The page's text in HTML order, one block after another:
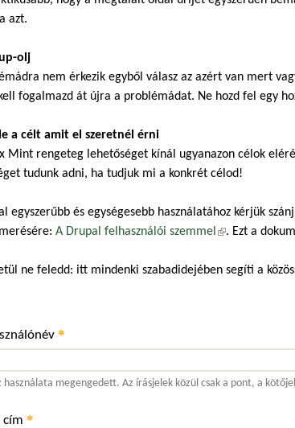
azt.
olj
nem érkezik egyből válasz az azért van mert
fogalmazd át újra a problémádat. Ne hozd fel egy
a célt amit el szeretnél érni
Mint rengeteg lehetőséget kínál ugyanazon célok
tudunk adni, ha tudjuk mi a konkrét célod!
egyszerűbb és egységesebb használatához kérjük
A Drupal felhasználói szemmel (külső
. Ezt a
ne feledd: itt mindenki szabadidejében segíti a
*
használata megengedett. Az írásjelek közül csak a pont, a
cím *